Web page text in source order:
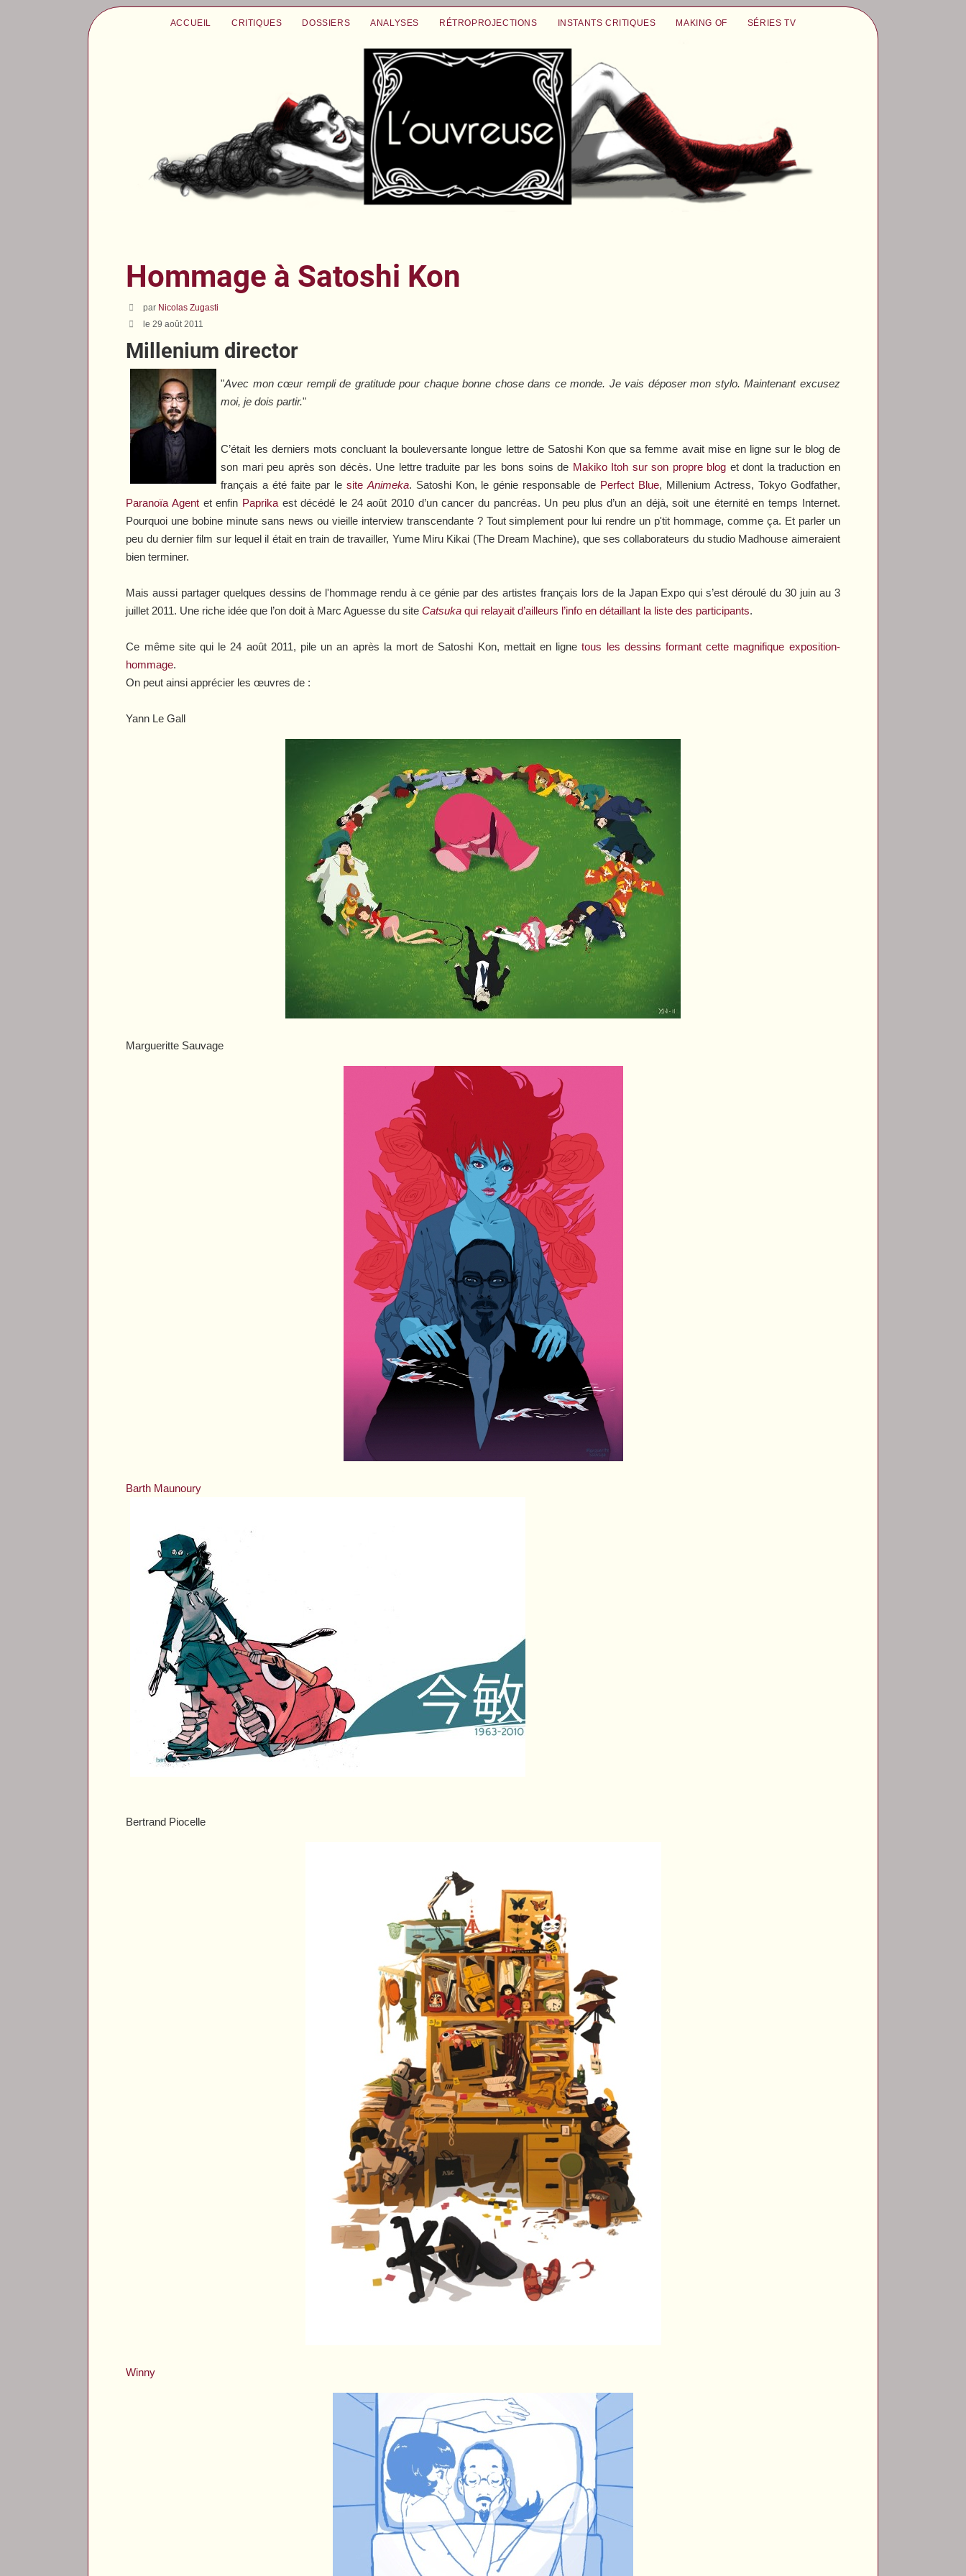
ACCUEIL CRITIQUES DOSSIERS ANALYSES RÉTROPROJECTIONS INSTANTS CRITIQUES MAKING OF SÉRIES TV
Hommage à Satoshi Kon
par Nicolas Zugasti
le 29 août 2011
Millenium director
"Avec mon cœur rempli de gratitude pour chaque bonne chose dans ce monde. Je vais déposer mon stylo. Maintenant excusez
moi, je dois partir."
C’était les derniers mots concluant la bouleversante longue lettre de Satoshi Kon que sa femme avait mise en ligne sur le blog de
son mari peu après son décès. Une lettre traduite par les bons soins de Makiko Itoh sur son propre blog et dont la traduction en
français a été faite par le site Animeka. Satoshi Kon, le génie responsable de Perfect Blue, Millenium Actress, Tokyo Godfather,
Paranoïa Agent et enfin Paprika est décédé le 24 août 2010 d’un cancer du pancréas. Un peu plus d’un an déjà, soit une éternité en temps Internet.
Pourquoi une bobine minute sans news ou vieille interview transcendante ? Tout simplement pour lui rendre un p'tit hommage, comme ça. Et parler un
peu du dernier film sur lequel il était en train de travailler, Yume Miru Kikai (The Dream Machine), que ses collaborateurs du studio Madhouse aimeraient
bien terminer.
Mais aussi partager quelques dessins de l'hommage rendu à ce génie par des artistes français lors de la Japan Expo qui s’est déroulé du 30 juin au 3
juillet 2011. Une riche idée que l’on doit à Marc Aguesse du siteCatsuka qui relayait d’ailleurs l’info en détaillant la liste des participants.
Ce même site qui le 24 août 2011, pile un an après la mort de Satoshi Kon, mettait en lignetous les dessins formant cette magnifique exposition-
hommage.
On peut ainsi apprécier les œuvres de :
Yann Le Gall
Margueritte Sauvage
Barth Maunoury
Bertrand Piocelle
Winny